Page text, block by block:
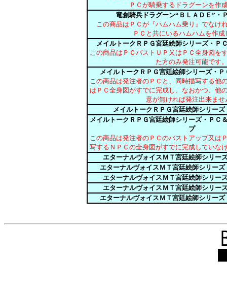
ＰＣが騎乗するドラグーンを作
竜創騎兵ドラグーン“ＢＬＡＤＥ”・
この商品はＰＣが『ハムハム乗り』でなけ
ＰＣと共にいるハムハムを作成
メイルトークＲＰＧ宮廷絵師シリーズ・Ｐ
この商品はＰＣバストＵＰ又はＰＣ全身図を
た方のみ発注可能です
メイルトークＲＰＧ宮廷絵師シリーズ・
この商品は発注者のＰＣと、同時描写する他
はＰＣ全身図がすでに完成し、なおかつ、他
意が無ければ発注出来ませ
メイルトークＲＰＧ宮廷絵師シリー
メイルトークＲＰＧ宮廷絵師シリーズ・ＰＣ
プ
この商品は発注者のＰＣのバストアップ又は
写するＮＰＣの全身図がすでに完成していな
エターナルヴォイスＭＴ宮廷絵師シリー
エターナルヴォイスＭＴ宮廷絵師シリー
エターナルヴォイスＭＴ宮廷絵師シリー
エターナルヴォイスＭＴ宮廷絵師シリー
エターナルヴォイスＭＴ宮廷絵師シリー